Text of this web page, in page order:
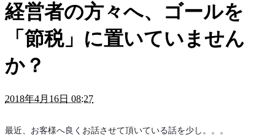
経営者の方々へ、ゴールを
「節税」に置いていません
か？
2018年4月16日 08:27
最近、お客様へ良くお話させて頂いている話を少し。。。